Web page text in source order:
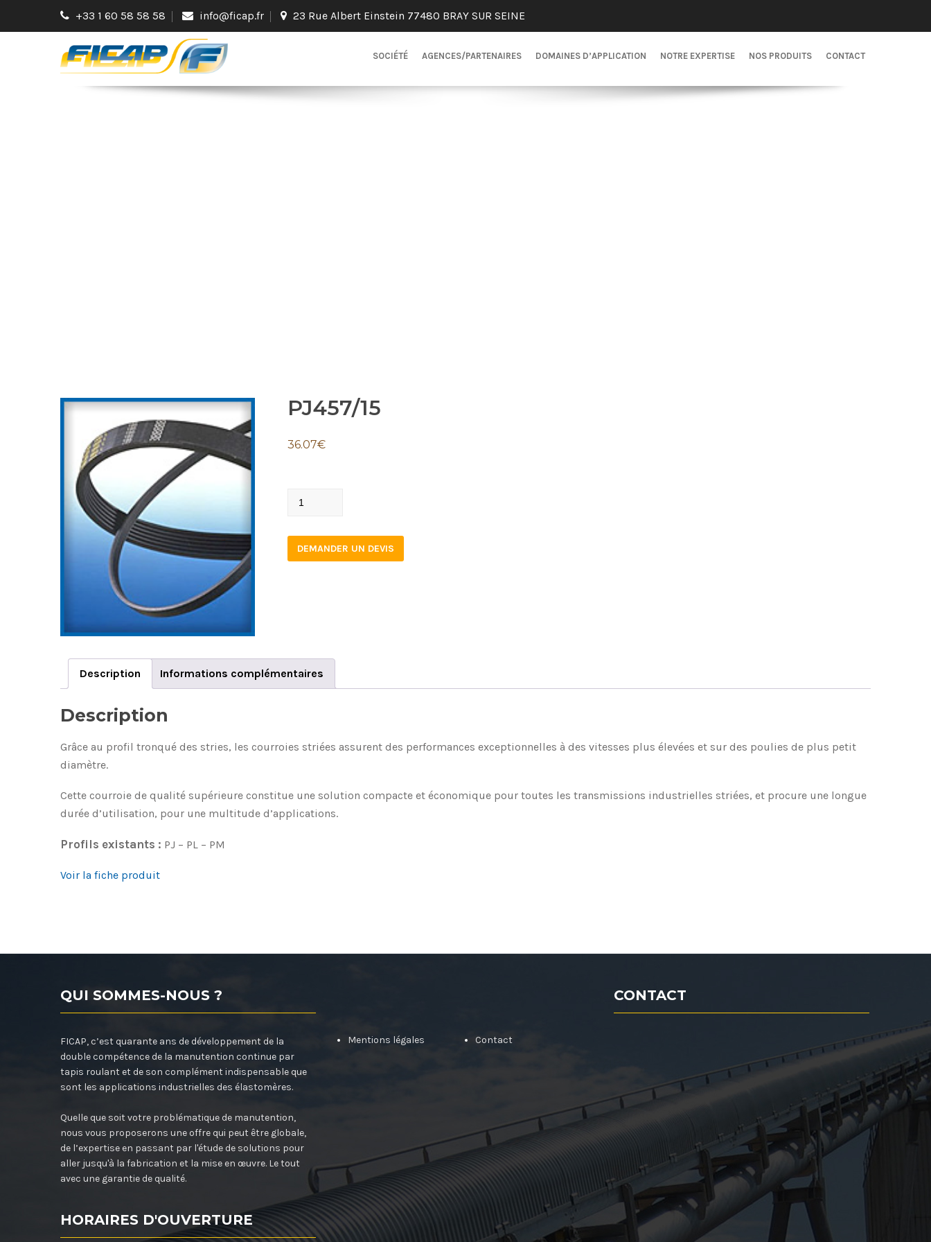
+33 1 60 58 58 58 info@ficap.fr 23 Rue Albert Einstein 77480 BRAY SUR SEINE
SOCIÉTÉ AGENCES/PARTENAIRES DOMAINES D’APPLICATION NOTRE EXPERTISE NOS PRODUITS CONTACT
PJ457/15
36.07€
PJ457/15
DEMANDER UN DEVIS
Description Informations complémentaires
Description
Grâce au profil tronqué des stries, les courroies striées assurent des performances exceptionnelles à des vitesses plus élevées et sur des poulies de plus petit
diamètre.
Cette courroie de qualité supérieure constitue une solution compacte et économique pour toutes les transmissions industrielles striées, et procure une longue
durée d’utilisation, pour une multitude d’applications.
Profils existants : PJ – PL – PM
Voir la fiche produit
QUI SOMMES-NOUS ?
FICAP, c’est quarante ans de développement de la
double compétence de la manutention continue par
tapis roulant et de son complément indispensable que
sont les applications industrielles des élastomères.
Quelle que soit votre problématique de manutention,
nous vous proposerons une offre qui peut être globale,
de l’expertise en passant par l'étude de solutions pour
aller jusqu'à la fabrication et la mise en œuvre. Le tout
avec une garantie de qualité.
HORAIRES D'OUVERTURE
Mentions légales Contact
CONTACT